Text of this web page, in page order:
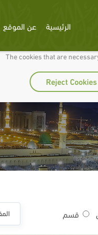
use cookies to make our site
The cookies that are
Reject Cookies
الرئيسية عن الموقع
قسم